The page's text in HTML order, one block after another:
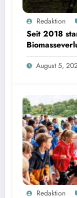
Seit 2018 stark
| Bild: Sebastian Kissel /
Redaktion
Seit 2018
mindert
August 5,
350 Grundschulkinder
Matthias Balk/Bayerisches
Redaktion